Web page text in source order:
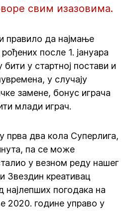
свим изазовима.
правило да најмање
после 1. јануара
бити у стартној постави и
у случају
замене, бонус играча
млади играч.
прва два кола Суперлига,
па се може
у везном реду нашег
Звездин креативац
најлепших погодака на
2020. године управо у